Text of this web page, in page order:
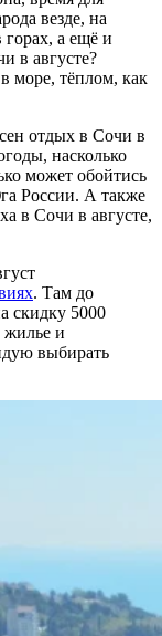
везде, на
горах, а ещё и
в августе?
море, тёплом, как
отдых в Сочи в
насколько
может обойтись
России. А также
в Сочи в августе,
. Там до
скидку 5000
жилье и
выбирать